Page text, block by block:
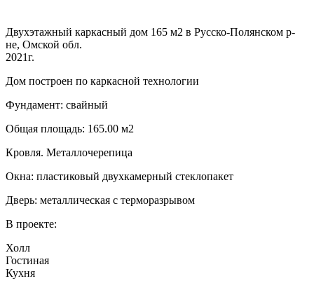
Двухэтажный каркасный дом 165 м2 в Русско-Полянском р-
не, Омской обл.
2021г.
Дом построен по каркасной технологии
Фундамент: свайный
Общая площадь: 165.00 м2
Кровля. Металлочерепица
Окна: пластиковый двухкамерный стеклопакет
Дверь: металлическая с терморазрывом
В проекте:
Холл
Гостиная
Кухня